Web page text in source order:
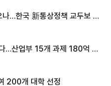
…한국 新통상정책 교두보 활
…산업부 15개 과제 180억 지
200개 대학 선정